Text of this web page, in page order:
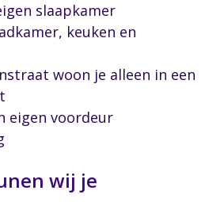
slaapkamer
keuken en
woon je alleen in een
eigen voordeur
wij je